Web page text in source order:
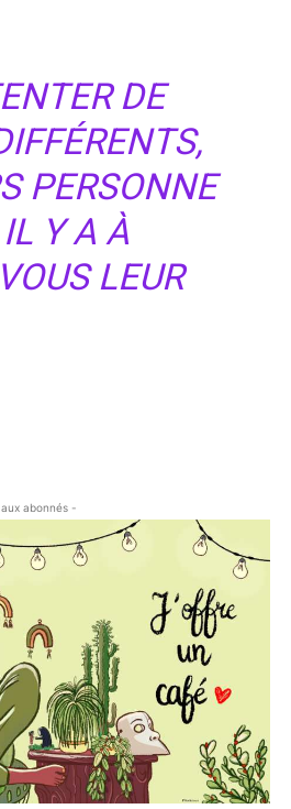
DE
PERSONNE
Y A À
LEUR
abonnés -